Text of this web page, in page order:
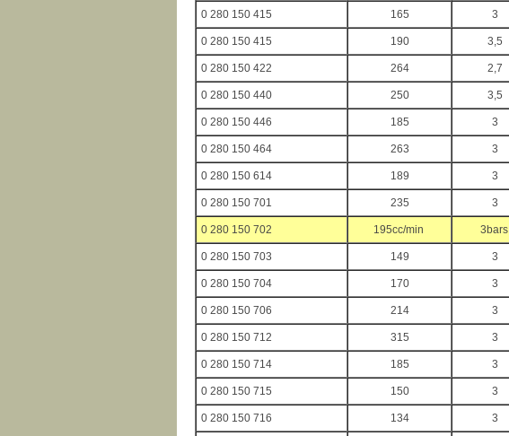
0 280 150 415 165 3
0 280 150 415 190 3,5
0 280 150 422 264 2,7
0 280 150 440 250 3,5
0 280 150 446 185 3
0 280 150 464 263 3
0 280 150 614 189 3
0 280 150 701 235 3
0 280 150 702 195cc/min 3bars
0 280 150 703 149 3
0 280 150 704 170 3
0 280 150 706 214 3
0 280 150 712 315 3
0 280 150 714 185 3
0 280 150 715 150 3
0 280 150 716 134 3